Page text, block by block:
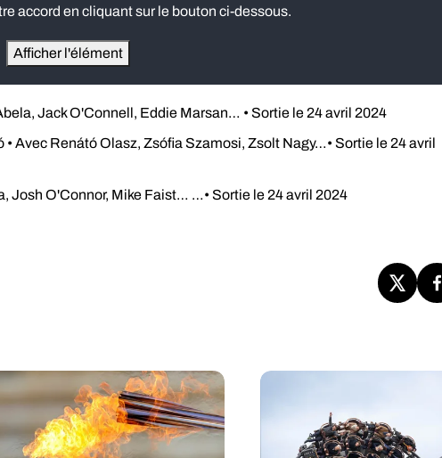
accord en cliquant sur le bouton ci-dessous.
Afficher l'élément
Jack O'Connell, Eddie Marsan… • Sortie le 24 avril 2024
• Avec Renátó Olasz, Zsófia Szamosi, Zsolt Nagy…• Sortie le 24 avril
Josh O'Connor, Mike Faist… …• Sortie le 24 avril 2024